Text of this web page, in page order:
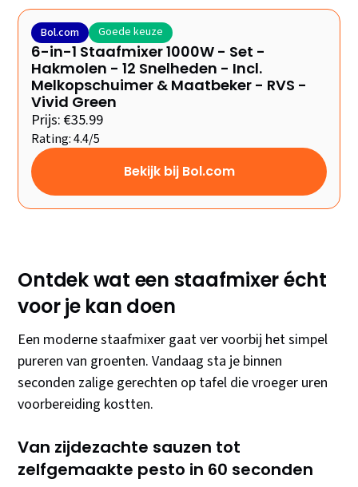
Bol.com Goede keuze
6-in-1 Staafmixer 1000W - Set -
Hakmolen - 12 Snelheden - Incl.
Melkopschuimer & Maatbeker - RVS -
Vivid Green
Prijs: €35.99
Rating: 4.4/5
Bekijk bij Bol.com
Ontdek wat een staafmixer écht
voor je kan doen
Een moderne staafmixer gaat ver voorbij het simpel
pureren van groenten. Vandaag sta je binnen
seconden zalige gerechten op tafel die vroeger uren
voorbereiding kostten.
Van zijdezachte sauzen tot
zelfgemaakte pesto in 60 seconden